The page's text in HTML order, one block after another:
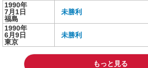
1990年
7月1日
福島
未勝利
1990年
6月9日
東京
未勝利
もっと見る